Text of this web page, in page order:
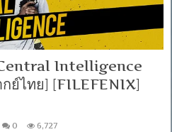
Intelligence
ย์ไทย] [FILEFENIX]
0 6,727